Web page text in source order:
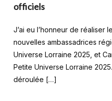
officiels
J’ai eu l’honneur de réaliser
nouvelles ambassadrices
Universe Lorraine 2025, et
Petite Universe Lorraine
déroulée […]